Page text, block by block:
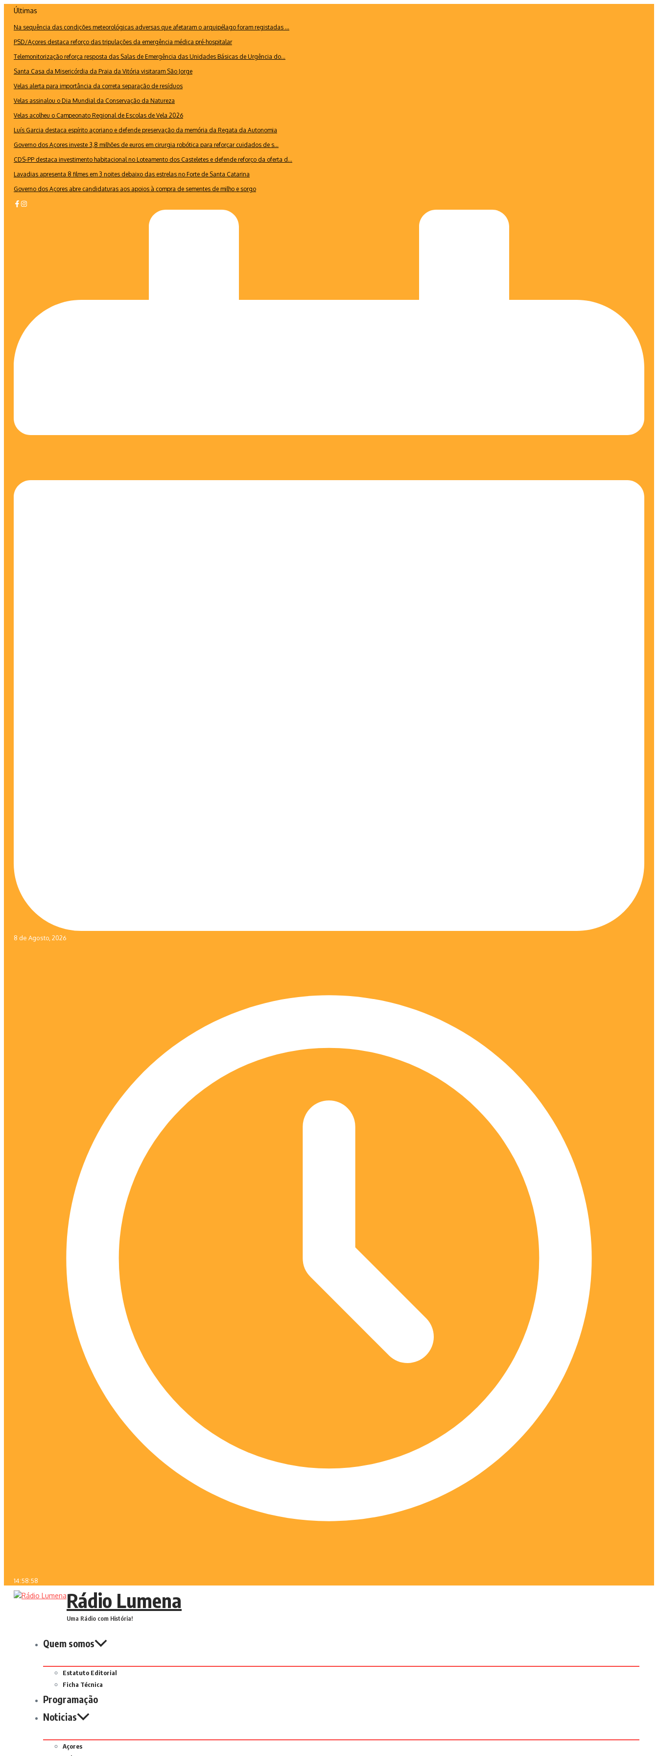
conteúdo
Últimas
Na sequência das condições meteorológicas adversas que afetaram o arquipélago foram registadas ...
PSD/Açores destaca reforço das tripulações da emergência médica pré-hospitalar
Telemonitorização reforça resposta das Salas de Emergência das Unidades Básicas de Urgência do...
Santa Casa da Misericórdia da Praia da Vitória visitaram São Jorge
Velas alerta para importância da correta separação de resíduos
Velas assinalou o Dia Mundial da Conservação da Natureza
Velas acolheu o Campeonato Regional de Escolas de Vela 2026
Luís Garcia destaca espírito açoriano e defende preservação da memória da Regata da Autonomia
Governo dos Açores investe 3,8 milhões de euros em cirurgia robótica para reforçar cuidados de s...
CDS-PP destaca investimento habitacional no Loteamento dos Casteletes e defende reforço da oferta d...
Lavadias apresenta 8 filmes em 3 noites debaixo das estrelas no Forte de Santa Catarina
Governo dos Açores abre candidaturas aos apoios à compra de sementes de milho e sorgo
8 de Agosto, 2026
14:58:58
Rádio Lumena
Uma Rádio com História!
Quem somos
Estatuto Editorial
Ficha Técnica
Programação
Noticias
Açores